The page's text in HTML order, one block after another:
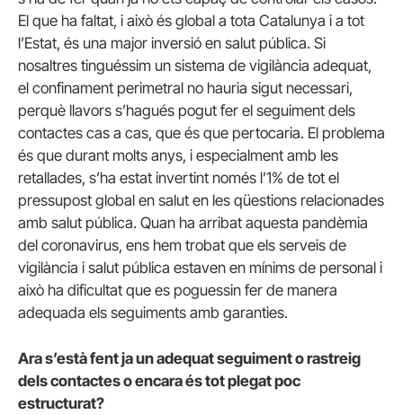
El que ha faltat, i això és global a tota Catalunya i a tot
l’Estat, és una major inversió en salut pública. Si
nosaltres tinguéssim un sistema de vigilància adequat,
el confinament perimetral no hauria sigut necessari,
perquè llavors s’hagués pogut fer el seguiment dels
contactes cas a cas, que és que pertocaria. El problema
és que durant molts anys, i especialment amb les
retallades, s’ha estat invertint només l’1% de tot el
pressupost global en salut en les qüestions relacionades
amb salut pública. Quan ha arribat aquesta pandèmia
del coronavirus, ens hem trobat que els serveis de
vigilància i salut pública estaven en mínims de personal i
això ha dificultat que es poguessin fer de manera
adequada els seguiments amb garanties.
Ara s’està fent ja un adequat seguiment o rastreig
dels contactes o encara és tot plegat poc
estructurat?